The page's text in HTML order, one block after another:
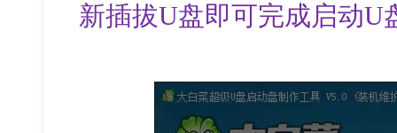
新插拔U盘即可完成启动U